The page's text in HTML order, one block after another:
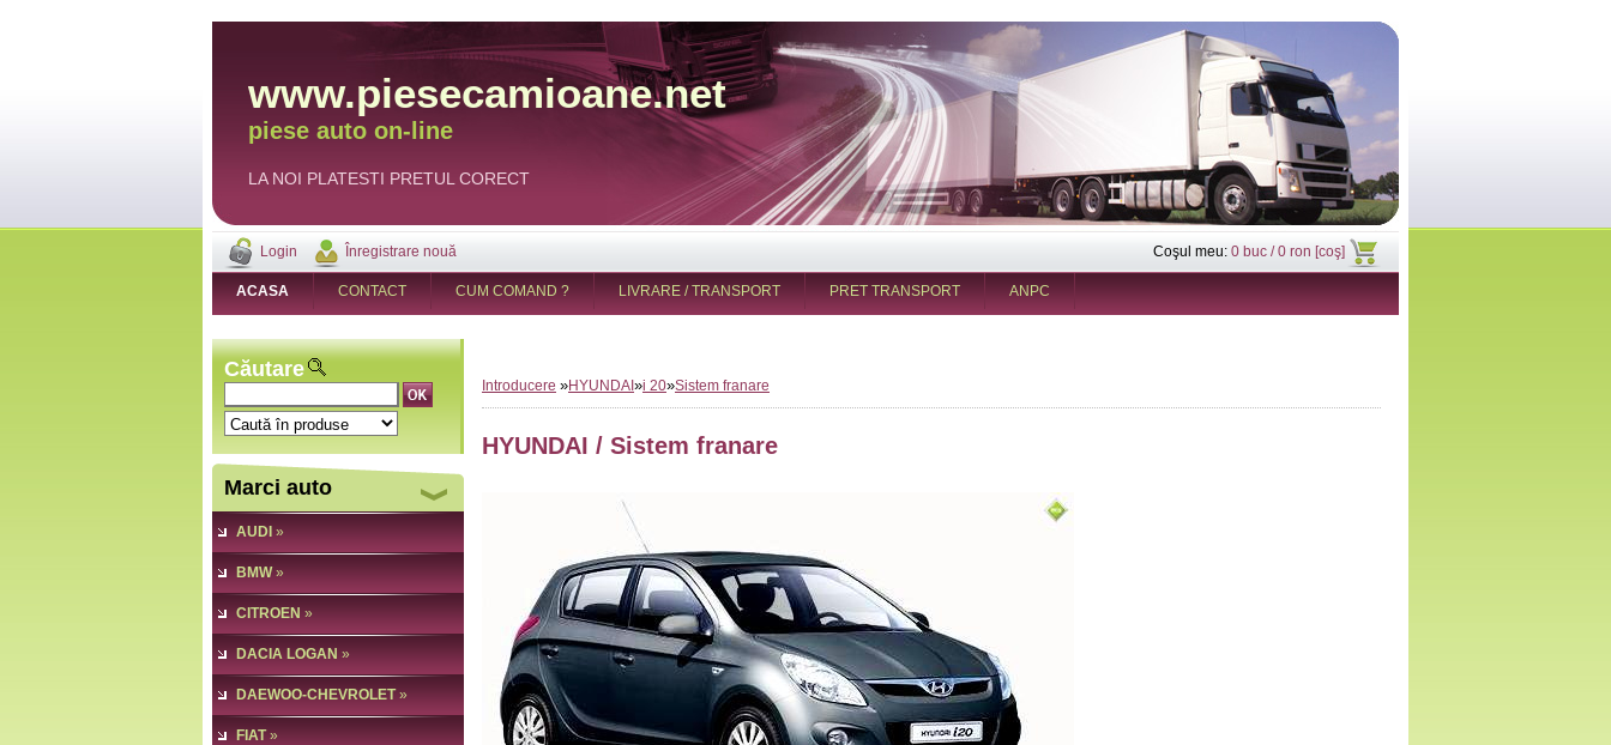
www.piesecamioane.net
piese auto on-line
LA NOI PLATESTI PRETUL CORECT
Login Înregistrare nouă Coşul meu: 0 buc / 0 ron [coş]
ACASA CONTACT CUM COMAND ? LIVRARE / TRANSPORT PRET TRANSPORT ANPC
Căutare
Marci auto
AUDI »
BMW»
CITROEN »
DACIA LOGAN »
DAEWOO-CHEVROLET»
FIAT»
Introducere »HYUNDAI »i 20»Sistem franare
HYUNDAI / Sistem franare